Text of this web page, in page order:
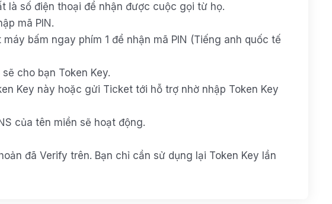
là số điện thoại để nhận được cuộc gọi từ họ.
mã PIN.
bấm ngay phím 1 để nhận mã PIN (Tiếng anh quốc tế
cho bạn Token Key.
Key này hoặc gửi Ticket tới hỗ trợ nhờ nhập Token Key
của tên miền sẽ hoạt động.
đã Verify trên. Bạn chỉ cần sử dụng lại Token Key lần